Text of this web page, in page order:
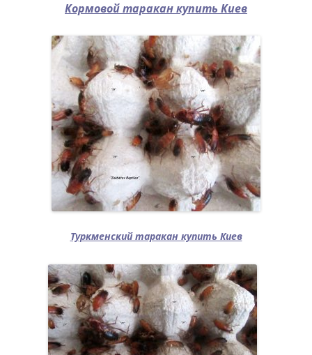
Кормовой таракан купить Киев
Туркменский таракан купить Киев